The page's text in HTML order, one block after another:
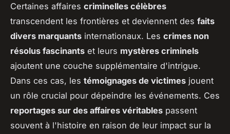
Certaines affaires criminelles célèbres
transcendent les frontières et deviennent des faits
divers marquants internationaux. Les crimes non
résolus fascinants et leurs mystères criminels
ajoutent une couche supplémentaire d'intrigue.
Dans ces cas, les témoignages de victimes jouent
un rôle crucial pour dépeindre les événements. Ces
reportages sur des affaires véritables passent
souvent à l'histoire en raison de leur impact sur la